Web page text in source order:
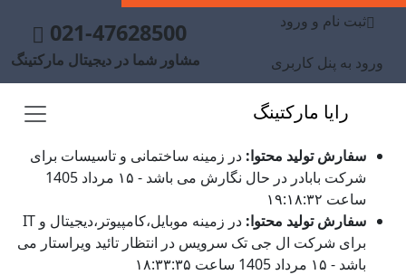
ثبت نام و ورود
ورود به پنل کاربری
021-47628500
مشاور شما در دیجیتال مارکتینگ
رایا مارکتینگ
سفارش تولید محتوا: در زمینه ساختمانی و تاسیسات برای
شرکت بابادر در حال نگارش می باشد - ۱۵ مرداد 1405
ساعت ۱۹:۱۸:۳۲
سفارش تولید محتوا:
در زمینه موبایل،کامپیوتر،دیجیتال و IT
برای شرکت ال جی تک سرویس در انتظار تائید ویراستار می
باشد - ۱۵ مرداد 1405 ساعت ۱۸:۳۳:۳۵